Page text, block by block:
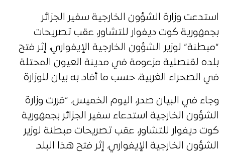
استدعت وزارة الشؤون الخارجية سفير الجزائر
بجمهورية كوت ديفوار للتشاور، عقب تصريحات
“مبطنة” لوزير الشؤون الخارجية الإيفواري، إثر فتح
بلده لقنصلية مزعومة في مدينة العيون المحتلة
في الصحراء الغربية، حسب ما أفاد به بيان للوزارة.
وجاء في البيان صدر، اليوم الخميس، “قررت وزارة
الشؤون الخارجية استدعاء سفير الجزائر بجمهورية
كوت ديفوار للتشاور، عقب تصريحات مبطنة لوزير
الشؤون الخارجية الإيفواري، إثر فتح هذا البلد